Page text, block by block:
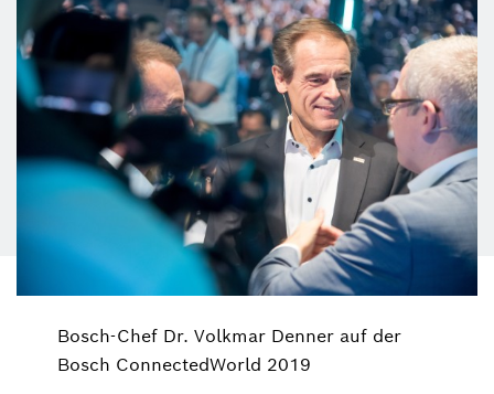
Bosch-Chef Dr. Volkmar Denner auf der
Bosch ConnectedWorld 2019